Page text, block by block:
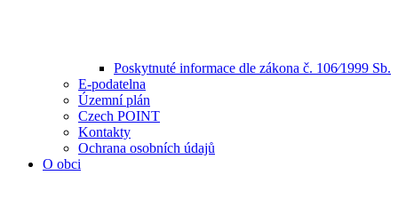
Poskytnuté informace dle zákona č. 106⁄1999 Sb.
E-podatelna
Územní plán
Czech POINT
Kontakty
Ochrana osobních údajů
O obci